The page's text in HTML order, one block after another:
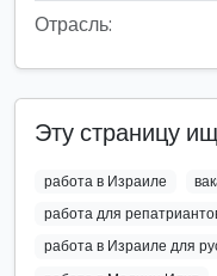
Отрасль:
Эту страницу
работа в Израиле
работа для
работа в Израиле для